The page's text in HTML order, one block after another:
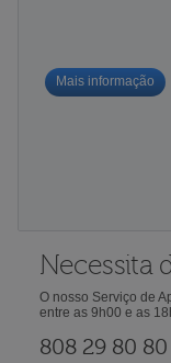
Mais informação
Necessita
O nosso Serviço de
entre as 9h00 e as
808 29 80 80